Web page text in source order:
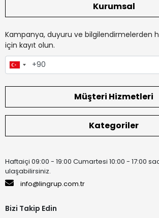
Kurumsal
Kampanya, duyuru ve bilgilendirmelerden
için kayıt olun.
Müşteri Hizmetleri
Kategoriler
Haftaiçi 09:00 - 19:00 Cumartesi 10:00 - 17:00
ulaşabilirsiniz.
info@lingrup.com.tr
Bizi Takip Edin